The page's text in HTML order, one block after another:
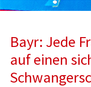
Bayr: Jede
auf einen